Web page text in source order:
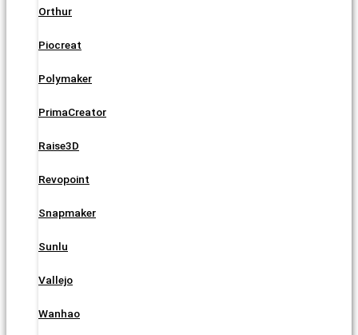
Orthur
Piocreat
Polymaker
PrimaCreator
Raise3D
Revopoint
Snapmaker
Sunlu
Vallejo
Wanhao